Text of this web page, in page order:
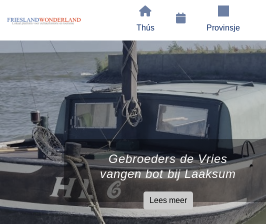
Thús Provinsje
Gebroeders de Vries
vangen bot bij Laaksum
Lees meer